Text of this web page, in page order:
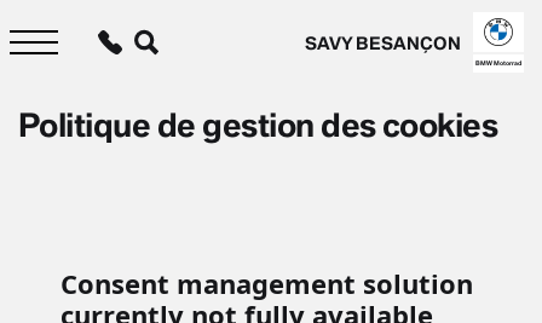
contenu
SAVY BESANÇON
BMW Motorrad
Politique de gestion des cookies